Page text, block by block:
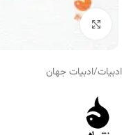
برای بزرگنمایی کلیک کنید
ادبیات/ادبیات جهان